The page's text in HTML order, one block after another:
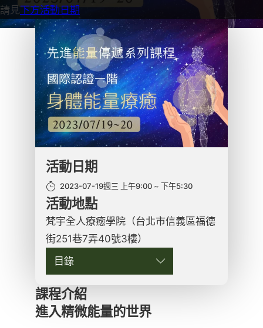
請見下方活動日期
課程介紹
進入精微能量的世界
活動日期
2023-07-19週三 上午9:00 下午5:30
活動地點
梵宇全人療癒學院（台北市信義區福德
街251巷7弄40號3樓）
目錄